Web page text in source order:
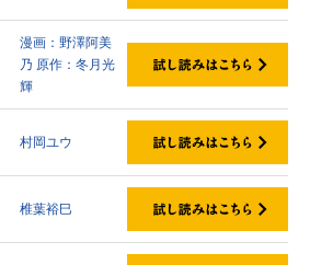
漫画：野澤阿美
乃 原作：冬月光
輝
村岡ユウ
椎葉裕巳